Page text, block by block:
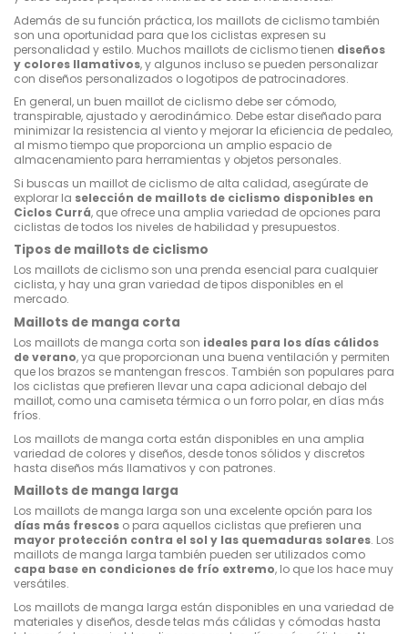
Además de su función práctica, los maillots de ciclismo también
son una oportunidad para que los ciclistas expresen su
personalidad y estilo. Muchos maillots de ciclismo tienen diseños
y colores llamativos, y algunos incluso se pueden personalizar
con diseños personalizados o logotipos de patrocinadores.
En general, un buen maillot de ciclismo debe ser cómodo,
transpirable, ajustado y aerodinámico. Debe estar diseñado para
minimizar la resistencia al viento y mejorar la eficiencia de pedaleo,
al mismo tiempo que proporciona un amplio espacio de
almacenamiento para herramientas y objetos personales.
Si buscas un maillot de ciclismo de alta calidad, asegúrate de
explorar la selección de maillots de ciclismo disponibles en
Ciclos Currá, que ofrece una amplia variedad de opciones para
ciclistas de todos los niveles de habilidad y presupuestos.
Tipos de maillots de ciclismo
Los maillots de ciclismo son una prenda esencial para cualquier
ciclista, y hay una gran variedad de tipos disponibles en el
mercado.
Maillots de manga corta
Los maillots de manga corta son ideales para los días cálidos
de verano, ya que proporcionan una buena ventilación y permiten
que los brazos se mantengan frescos. También son populares para
los ciclistas que prefieren llevar una capa adicional debajo del
maillot, como una camiseta térmica o un forro polar, en días más
fríos.
Los maillots de manga corta están disponibles en una amplia
variedad de colores y diseños, desde tonos sólidos y discretos
hasta diseños más llamativos y con patrones.
Maillots de manga larga
Los maillots de manga larga son una excelente opción para los
días más frescos o para aquellos ciclistas que prefieren una
mayor protección contra el sol y las quemaduras solares. Los
maillots de manga larga también pueden ser utilizados como
capa base en condiciones de frío extremo, lo que los hace muy
versátiles.
Los maillots de manga larga están disponibles en una variedad de
materiales y diseños, desde telas más cálidas y cómodas hasta